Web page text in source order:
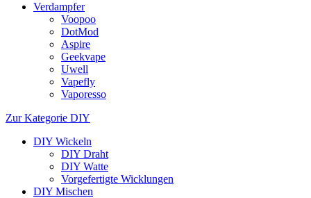
Verdampfer
Voopoo
DotMod
Aspire
Geekvape
Uwell
Vapefly
Vaporesso
Zur Kategorie DIY
DIY Wickeln
DIY Draht
DIY Watte
Vorgefertigte Wicklungen
DIY Mischen